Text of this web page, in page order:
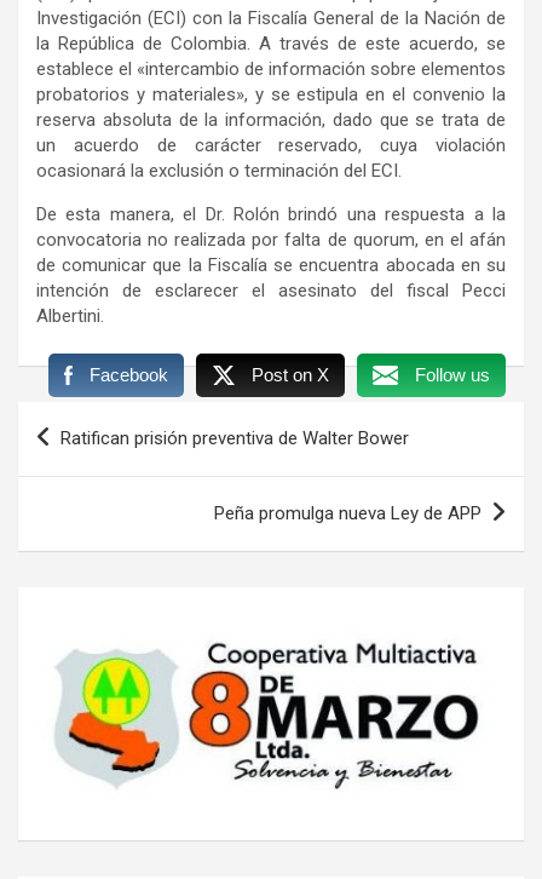
Investigación (ECI) con la Fiscalía General de la Nación de
la República de Colombia. A través de este acuerdo, se
establece el «intercambio de información sobre elementos
probatorios y materiales», y se estipula en el convenio la
reserva absoluta de la información, dado que se trata de
un acuerdo de carácter reservado, cuya violación
ocasionará la exclusión o terminación del ECI.
De esta manera, el Dr. Rolón brindó una respuesta a la
convocatoria no realizada por falta de quorum, en el afán
de comunicar que la Fiscalía se encuentra abocada en su
intención de esclarecer el asesinato del fiscal Pecci
Albertini.
Facebook Post on X Follow us
Navegación
Ratifican prisión preventiva de Walter Bower
Peña promulga nueva Ley de APP